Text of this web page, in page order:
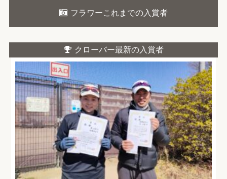
フラワーこれまでの入賞者
クローバー最新の入賞者